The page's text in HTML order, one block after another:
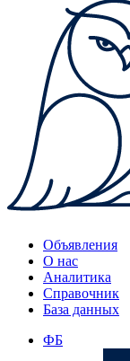
Объявления
О нас
Аналитика
Справочник
База данных
ФБ